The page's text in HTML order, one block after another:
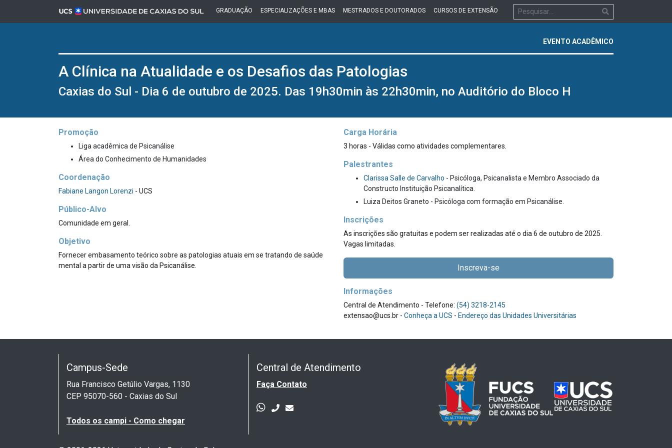
GRADUAÇÃO ESPECIALIZAÇÕES E MBAS MESTRADOS E DOUTORADOS CURSOS DE EXTENSÃO
EVENTO ACADÊMICO
A Clínica na Atualidade e os Desafios das Patologias
Caxias do Sul - Dia 6 de outubro de 2025. Das 19h30min às 22h30min, no Auditório do Bloco H
Promoção
Liga acadêmica de Psicanálise
Área do Conhecimento de Humanidades
Coordenação
Fabiane Langon Lorenzi - UCS
Público-Alvo
Comunidade em geral.
Objetivo
Fornecer embasamento teórico sobre as patologias atuais em se tratando de saúde
mental a partir de uma visão da Psicanálise.
Carga Horária
3 horas - Válidas como atividades complementares.
Palestrantes
Clarissa Salle de Carvalho - Psicóloga, Psicanalista e Membro Associado da
Constructo Instituição Psicanalítica.
Luiza Deitos Graneto - Psicóloga com formação em Psicanálise.
Inscrições
As inscrições são gratuitas e podem ser realizadas até o dia 6 de outubro de 2025.
Vagas limitadas.
Inscreva-se
Informações
Central de Atendimento - Telefone: (54) 3218-2145
extensao@ucs.br - Conheça a UCS - Endereço das Unidades Universitárias
Campus-Sede
Rua Francisco Getúlio Vargas, 1130
CEP 95070-560 - Caxias do Sul
Todos os campi - Como chegar
Central de Atendimento
Faça Contato